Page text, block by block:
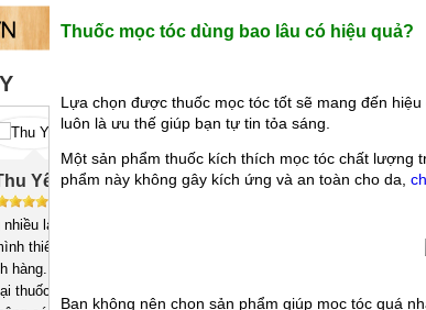
Tuấn Vũ
Thuốc mọc tóc dùng bao lâu có hiệu quả?
Lựa chọn được thuốc mọc tóc tốt sẽ mang đến
luôn là ưu thế giúp bạn tự tin tỏa sáng.
Một sản phẩm thuốc kích thích mọc tóc chất
phẩm này không gây kích ứng và an toàn cho da,
Bạn không nên chọn sản phẩm giúp mọc tóc quá